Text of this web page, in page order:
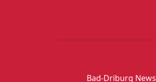
Bad-Driburg News